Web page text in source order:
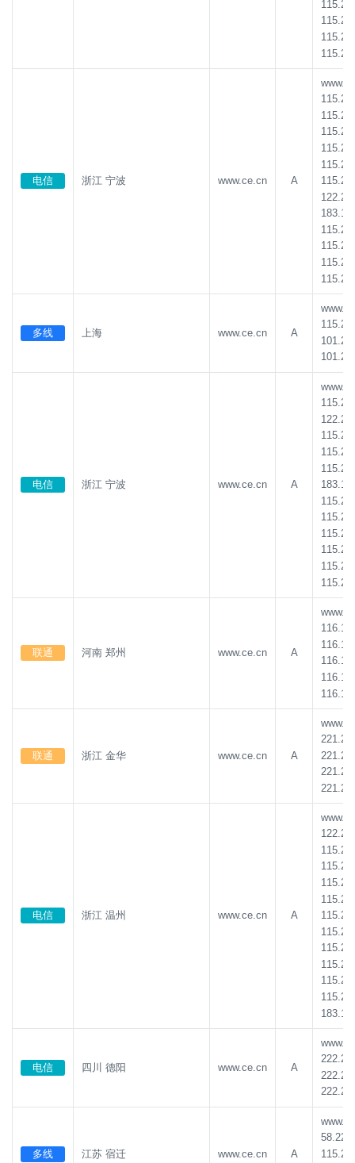
电信 浙江 宁波 www.ce.cn A
多线 上海 www.ce.cn A
电信 浙江 宁波 www.ce.cn A
联通 河南 郑州 www.ce.cn A
联通 浙江 金华 www.ce.cn A
电信 浙江 温州 www.ce.cn A
电信 四川 德阳 www.ce.cn A
多线 江苏 宿迁 www.ce.cn A